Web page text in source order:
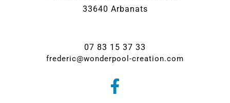
33640 Arbanats
07 83 15 37 33
frederic@wonderpool-creation.com